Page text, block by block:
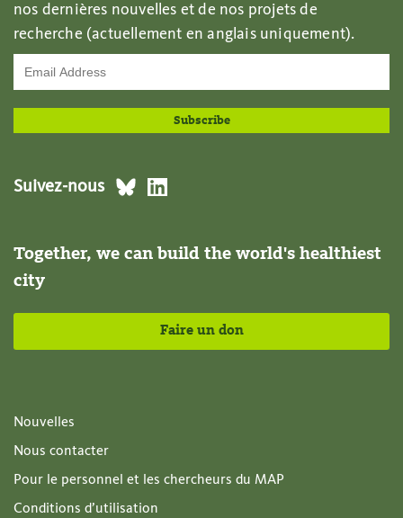
nos dernières nouvelles et de nos projets de
recherche (actuellement en anglais uniquement).
Suivez-nous
Together, we can build the world's healthiest
city
Faire un don
Nouvelles
Nous contacter
Pour le personnel et les chercheurs du MAP
Conditions d’utilisation